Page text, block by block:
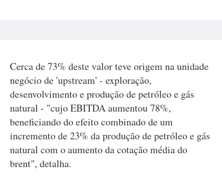
Cerca de 73% deste valor teve origem na unidade
negócio de 'upstream' - exploração,
desenvolvimento e produção de petróleo e gás
natural - "cujo EBITDA aumentou 78%,
beneficiando do efeito combinado de um
incremento de 23% da produção de petróleo e gás
natural com o aumento da cotação média do
brent", detalha.